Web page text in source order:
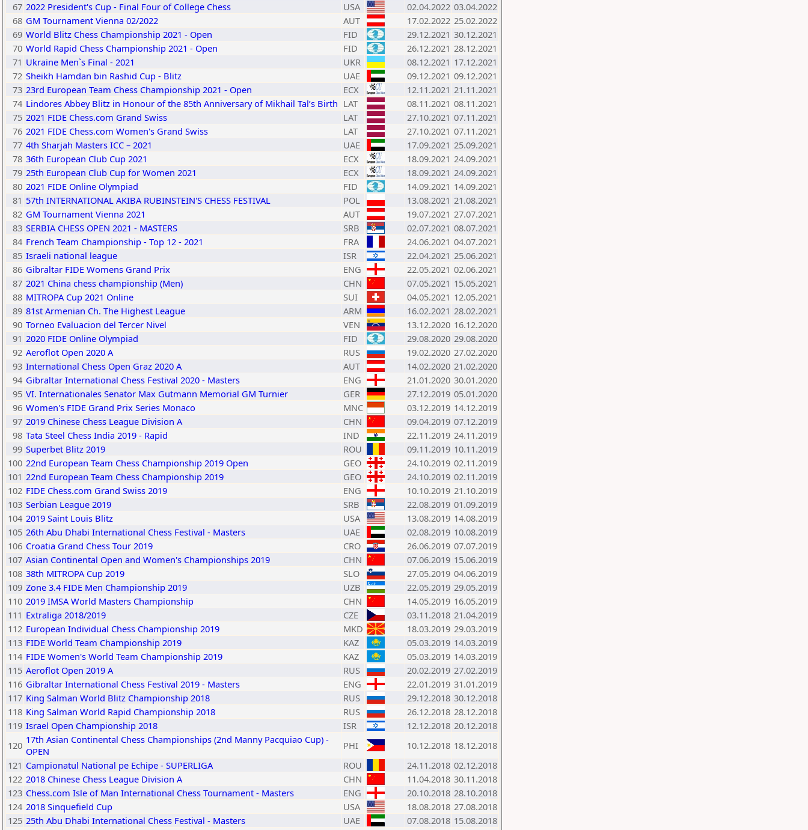
67 2022 President's Cup - Final Four of College Chess USA 02.04.2022 03.04.2022
68 GM Tournament Vienna 02/2022 AUT 17.02.2022 25.02.2022
69 World Blitz Chess Championship 2021 - Open FID 29.12.2021 30.12.2021
70 World Rapid Chess Championship 2021 - Open FID 26.12.2021 28.12.2021
71 Ukraine Men`s Final - 2021 UKR 08.12.2021 17.12.2021
72 Sheikh Hamdan bin Rashid Cup - Blitz UAE 09.12.2021 09.12.2021
73 23rd European Team Chess Championship 2021 - Open ECX 12.11.2021 21.11.2021
74 Lindores Abbey Blitz in Honour of the 85th Anniversary of Mikhail Tal’s Birth LAT 08.11.2021 08.11.2021
75 2021 FIDE Chess.com Grand Swiss LAT 27.10.2021 07.11.2021
76 2021 FIDE Chess.com Women's Grand Swiss LAT 27.10.2021 07.11.2021
77 4th Sharjah Masters ICC – 2021 UAE 17.09.2021 25.09.2021
78 36th European Club Cup 2021 ECX 18.09.2021 24.09.2021
79 25th European Club Cup for Women 2021 ECX 18.09.2021 24.09.2021
80 2021 FIDE Online Olympiad FID 14.09.2021 14.09.2021
81 57th INTERNATIONAL AKIBA RUBINSTEIN'S CHESS FESTIVAL POL 13.08.2021 21.08.2021
82 GM Tournament Vienna 2021 AUT 19.07.2021 27.07.2021
83 SERBIA CHESS OPEN 2021 - MASTERS SRB 02.07.2021 08.07.2021
84 French Team Championship - Top 12 - 2021 FRA 24.06.2021 04.07.2021
85 Israeli national league ISR 22.04.2021 25.06.2021
86 Gibraltar FIDE Womens Grand Prix ENG 22.05.2021 02.06.2021
87 2021 China chess championship (Men) CHN 07.05.2021 15.05.2021
88 MITROPA Cup 2021 Online SUI 04.05.2021 12.05.2021
89 81st Armenian Ch. The Highest League ARM 16.02.2021 28.02.2021
90 Torneo Evaluacion del Tercer Nivel VEN 13.12.2020 16.12.2020
91 2020 FIDE Online Olympiad FID 29.08.2020 29.08.2020
92 Aeroflot Open 2020 A RUS 19.02.2020 27.02.2020
93 International Chess Open Graz 2020 A AUT 14.02.2020 21.02.2020
94 Gibraltar International Chess Festival 2020 - Masters ENG 21.01.2020 30.01.2020
95 VI. Internationales Senator Max Gutmann Memorial GM Turnier GER 27.12.2019 05.01.2020
96 Women's FIDE Grand Prix Series Monaco MNC 03.12.2019 14.12.2019
97 2019 Chinese Chess League Division A CHN 09.04.2019 07.12.2019
98 Tata Steel Chess India 2019 - Rapid IND 22.11.2019 24.11.2019
99 Superbet Blitz 2019 ROU 09.11.2019 10.11.2019
100 22nd European Team Chess Championship 2019 Open GEO 24.10.2019 02.11.2019
101 22nd European Team Chess Championship 2019 GEO 24.10.2019 02.11.2019
102 FIDE Chess.com Grand Swiss 2019 ENG 10.10.2019 21.10.2019
103 Serbian League 2019 SRB 22.08.2019 01.09.2019
104 2019 Saint Louis Blitz USA 13.08.2019 14.08.2019
105 26th Abu Dhabi International Chess Festival - Masters UAE 02.08.2019 10.08.2019
106 Croatia Grand Chess Tour 2019 CRO 26.06.2019 07.07.2019
107 Asian Continental Open and Women's Championships 2019 CHN 07.06.2019 15.06.2019
108 38th MITROPA Cup 2019 SLO 27.05.2019 04.06.2019
109 Zone 3.4 FIDE Men Championship 2019 UZB 22.05.2019 29.05.2019
110 2019 IMSA World Masters Championship CHN 14.05.2019 16.05.2019
111 Extraliga 2018/2019 CZE 03.11.2018 21.04.2019
112 European Individual Chess Championship 2019 MKD 18.03.2019 29.03.2019
113 FIDE World Team Championship 2019 KAZ 05.03.2019 14.03.2019
114 FIDE Women's World Team Championship 2019 KAZ 05.03.2019 14.03.2019
115 Aeroflot Open 2019 A RUS 20.02.2019 27.02.2019
116 Gibraltar International Chess Festival 2019 - Masters ENG 22.01.2019 31.01.2019
117 King Salman World Blitz Championship 2018 RUS 29.12.2018 30.12.2018
118 King Salman World Rapid Championship 2018 RUS 26.12.2018 28.12.2018
119 Israel Open Championship 2018 ISR 12.12.2018 20.12.2018
120 17th Asian Continental Chess Championships (2nd Manny Pacquiao Cup) -
OPEN
PHI 10.12.2018 18.12.2018
121 Campionatul National pe Echipe - SUPERLIGA ROU 24.11.2018 02.12.2018
122 2018 Chinese Chess League Division A CHN 11.04.2018 30.11.2018
123 Chess.com Isle of Man International Chess Tournament - Masters ENG 20.10.2018 28.10.2018
124 2018 Sinquefield Cup USA 18.08.2018 27.08.2018
125 25th Abu Dhabi International Chess Festival - Masters UAE 07.08.2018 15.08.2018